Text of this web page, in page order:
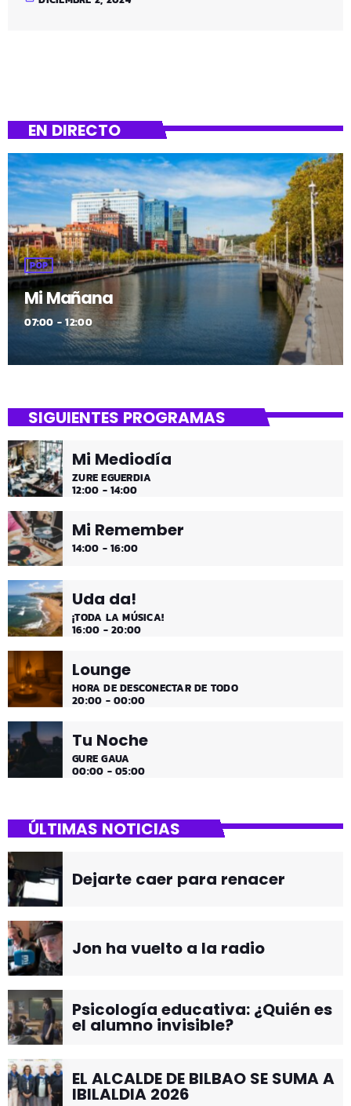
Zubizarreta Giza Eskubide, Bizikidetza, Lankidetza eta
horren garrantzia azpimarratu zuen: “Mahaiaren jardunak
elkarrekiko lana errazten […]
EN DIRECTO
POP
Mi Mañana
07:00 - 12:00
SIGUIENTES PROGRAMAS
Mi Mediodía
ZURE EGUERDIA
12:00 - 14:00
Mi Remember
14:00 - 16:00
Uda da!
¡TODA LA MÚSICA!
16:00 - 20:00
Lounge
HORA DE DESCONECTAR DE TODO
20:00 - 00:00
Tu Noche
GURE GAUA
00:00 - 05:00
ÚLTIMAS NOTICIAS
Dejarte caer para renacer
Jon ha vuelto a la radio
Psicología educativa: ¿Quién es
el alumno invisible?
EL ALCALDE DE BILBAO SE SUMA A
IBILALDIA 2026